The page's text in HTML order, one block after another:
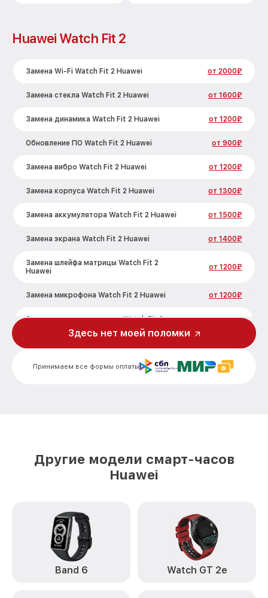
Huawei Watch Fit 2
Замена Wi-Fi Watch Fit 2 Huawei от 2000₽
Замена стекла Watch Fit 2 Huawei от 1600₽
Замена динамика Watch Fit 2 Huawei от 1200₽
Обновление ПО Watch Fit 2 Huawei от 900₽
Замена вибро Watch Fit 2 Huawei от 1200₽
Замена корпуса Watch Fit 2 Huawei от 1300₽
Замена аккумулятора Watch Fit 2 Huawei от 1500₽
Замена экрана Watch Fit 2 Huawei от 1400₽
Замена шлейфа матрицы Watch Fit 2
Huawei
от 1200₽
Замена микрофона Watch Fit 2 Huawei от 1200₽
Замена кнопки включения Watch Fit 2
Принимаем все формы оплаты
Здесь нет моей поломки
Другие модели смарт-часов
Huawei
Band 6 Watch GT 2e